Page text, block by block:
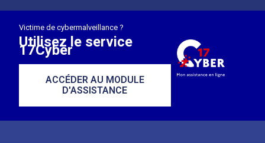
Victime de cybermalveillance ?
Utilisez le service
17Cyber
ACCÉDER AU MODULE
D'ASSISTANCE